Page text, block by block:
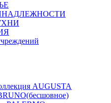
AUGUSTA